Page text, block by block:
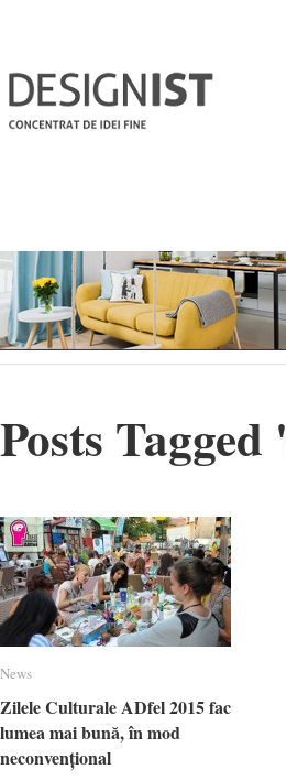
Posts Tagged '
News
Zilele Culturale ADfel 2015 fac
lumea mai bună, în mod
neconvențional
News
Zilele Culturale ADfel 2015 fac
lumea mai bună, în mod
neconvențional